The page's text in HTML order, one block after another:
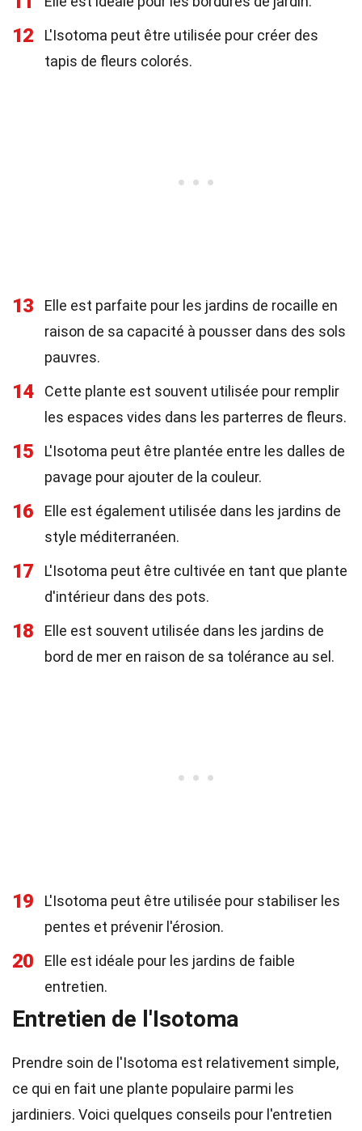
12
L'Isotoma peut être utilisée pour créer des
tapis de fleurs colorés.
13
Elle est parfaite pour les jardins de rocaille en
raison de sa capacité à pousser dans des sols
pauvres.
14
Cette plante est souvent utilisée pour remplir
les espaces vides dans les parterres de fleurs.
15
L'Isotoma peut être plantée entre les dalles de
pavage pour ajouter de la couleur.
16
Elle est également utilisée dans les jardins de
style méditerranéen.
17
L'Isotoma peut être cultivée en tant que plante
d'intérieur dans des pots.
18
Elle est souvent utilisée dans les jardins de
bord de mer en raison de sa tolérance au sel.
19
L'Isotoma peut être utilisée pour stabiliser les
pentes et prévenir l'érosion.
20
Elle est idéale pour les jardins de faible
entretien.
Entretien de l'Isotoma
Prendre soin de l'Isotoma est relativement simple,
ce qui en fait une plante populaire parmi les
jardiniers. Voici quelques conseils pour l'entretien